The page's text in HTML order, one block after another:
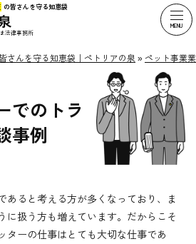
の皆さんを守る知恵袋
法律事務所
さんを守る知恵袋｜ペトリアの泉 »ペット事業
でのトラ
事例
あると考える方が多くなっており、ま
に扱う方も増えています。だからこそ
ターの仕事はとても大切な仕事であ